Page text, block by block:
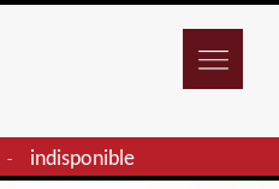
- indisponible